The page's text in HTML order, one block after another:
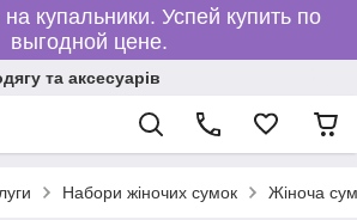
купальники. Успей купить по
выгодной цене.
та аксесуарів
Набори жіночих сумок Жіноча